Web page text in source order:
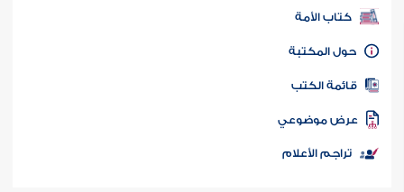
كتب PDF
كتاب الأمة
المكتبة
الكتب
موضوعي